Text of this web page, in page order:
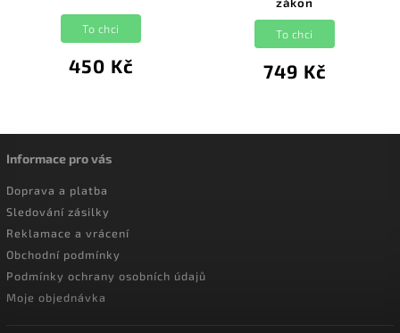
450 Kč
To chci
zákon
749 Kč
To chci
Informace pro vás
Doprava a platba
Sledování zásilky
Reklamace a vrácení
Obchodní podmínky
Podmínky ochrany osobních údajů
Moje objednávka